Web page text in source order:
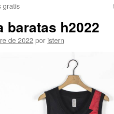
gratis
baratas h2022
de 2022por istern